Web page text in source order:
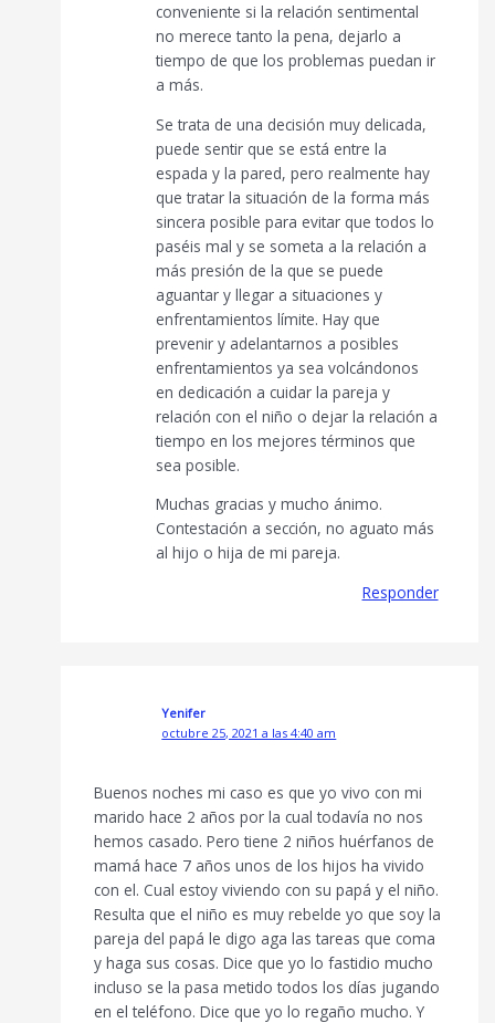
conveniente si la relación sentimental
no merece tanto la pena, dejarlo a
tiempo de que los problemas puedan ir
a más.
Se trata de una decisión muy delicada,
puede sentir que se está entre la
espada y la pared, pero realmente hay
que tratar la situación de la forma más
sincera posible para evitar que todos lo
paséis mal y se someta a la relación a
más presión de la que se puede
aguantar y llegar a situaciones y
enfrentamientos límite. Hay que
prevenir y adelantarnos a posibles
enfrentamientos ya sea volcándonos
en dedicación a cuidar la pareja y
relación con el niño o dejar la relación a
tiempo en los mejores términos que
sea posible.
Muchas gracias y mucho ánimo.
Contestación a sección, no aguato más
al hijo o hija de mi pareja.
Responder
Yenifer
octubre 25, 2021 a las 4:40 am
Buenos noches mi caso es que yo vivo con mi
marido hace 2 años por la cual todavía no nos
hemos casado. Pero tiene 2 niños huérfanos de
mamá hace 7 años unos de los hijos ha vivido
con el. Cual estoy viviendo con su papá y el niño.
Resulta que el niño es muy rebelde yo que soy la
pareja del papá le digo aga las tareas que coma
y haga sus cosas. Dice que yo lo fastidio mucho
incluso se la pasa metido todos los días jugando
en el teléfono. Dice que yo lo regaño mucho. Y